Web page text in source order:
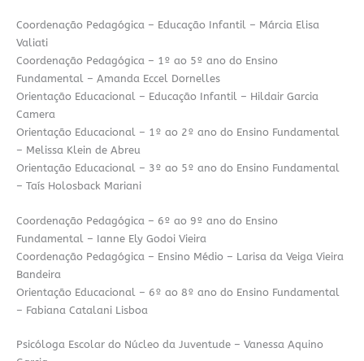
Coordenação Pedagógica – Educação Infantil – Márcia Elisa
Valiati
Coordenação Pedagógica – 1º ao 5º ano do Ensino
Fundamental – Amanda Eccel Dornelles
Orientação Educacional – Educação Infantil – Hildair Garcia
Camera
Orientação Educacional – 1º ao 2º ano do Ensino Fundamental
– Melissa Klein de Abreu
Orientação Educacional – 3º ao 5º ano do Ensino Fundamental
– Taís Holosback Mariani
Coordenação Pedagógica – 6º ao 9º ano do Ensino
Fundamental – Ianne Ely Godoi Vieira
Coordenação Pedagógica – Ensino Médio – Larisa da Veiga Vieira
Bandeira
Orientação Educacional – 6º ao 8º ano do Ensino Fundamental
– Fabiana Catalani Lisboa
Psicóloga Escolar do Núcleo da Juventude – Vanessa Aquino